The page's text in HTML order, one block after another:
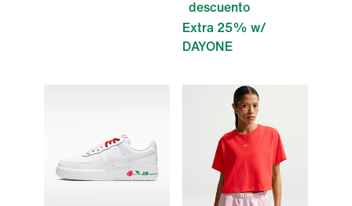
descuento
Extra 25% w/
DAYONE